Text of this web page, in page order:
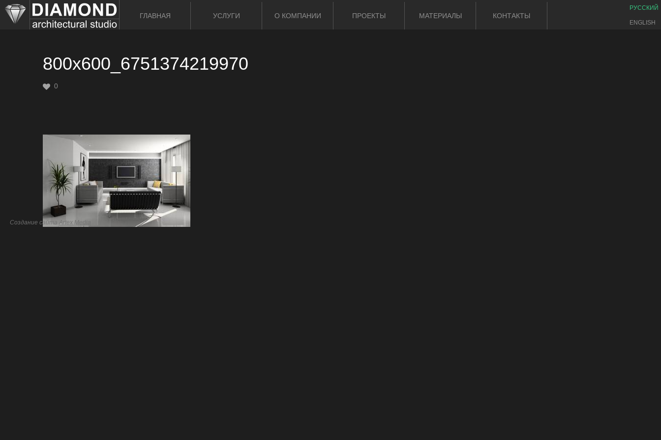
ГЛАВНАЯ УСЛУГИ О КОМПАНИИ ПРОЕКТЫ МАТЕРИАЛЫ КОНТАКТЫ
РУССКИЙ
ENGLISH
800x600_6751374219970
0
Создание сайта Artex Media